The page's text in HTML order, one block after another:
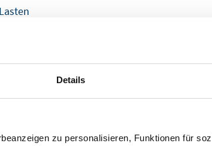
Details
zu personalisieren, Funktionen für
solche Trainings oder Kurse in dem
eine entsprechende Ausbildung und
sein.
oder Fitnessstudios sowie auch